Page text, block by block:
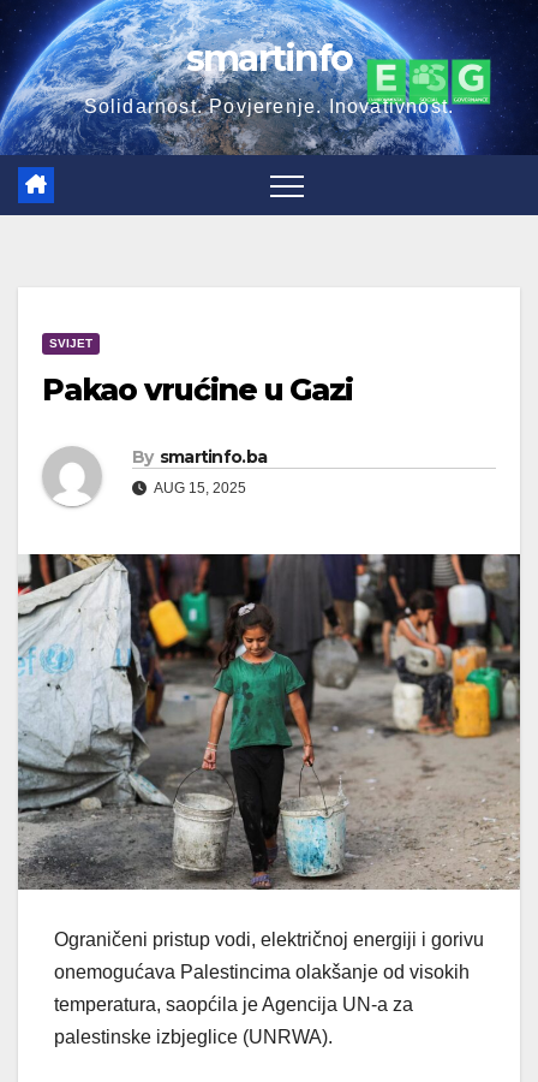
Skip
to
content
smartinfo
Solidarnost. Povjerenje. Inovativnost.
SVIJET
Pakao vrućine u Gazi
By smartinfo.ba
AUG 15, 2025
Ograničeni pristup vodi, električnoj energiji i gorivu
onemogućava Palestincima olakšanje od visokih
temperatura, saopćila je Agencija UN-a za
palestinske izbjeglice (UNRWA).